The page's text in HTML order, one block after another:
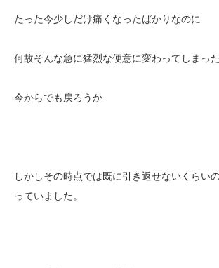
たった今少しだけ痛くなったばかりなのに
何故そんな急に猛烈な便意に変わってしまっ
今からでも戻ろうか
しかしその時点では既に引き返せないくらい
っていました。